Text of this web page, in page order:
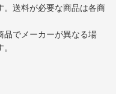
。送料が必要な商品は各商
品でメーカーが異なる場